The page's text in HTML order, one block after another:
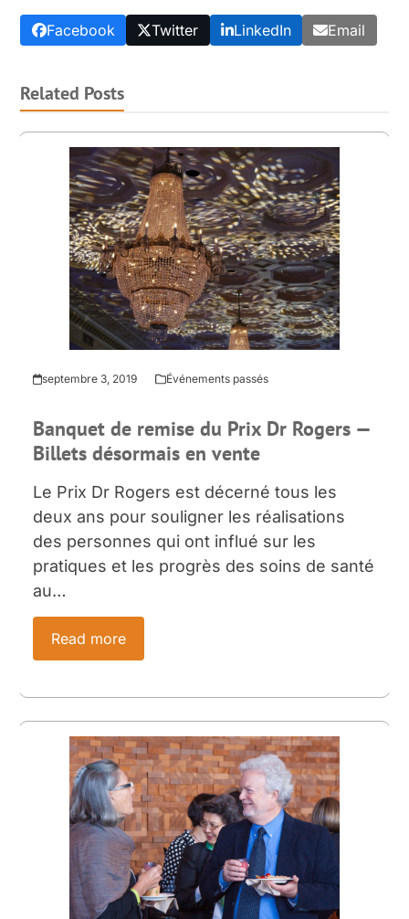
Facebook Twitter LinkedIn Email
Related Posts
septembre 3, 2019 Événements passés
Banquet de remise du Prix Dr Rogers —
Billets désormais en vente
Le Prix Dr Rogers est décerné tous les
deux ans pour souligner les réalisations
des personnes qui ont influé sur les
pratiques et les progrès des soins de santé
au…
Read more